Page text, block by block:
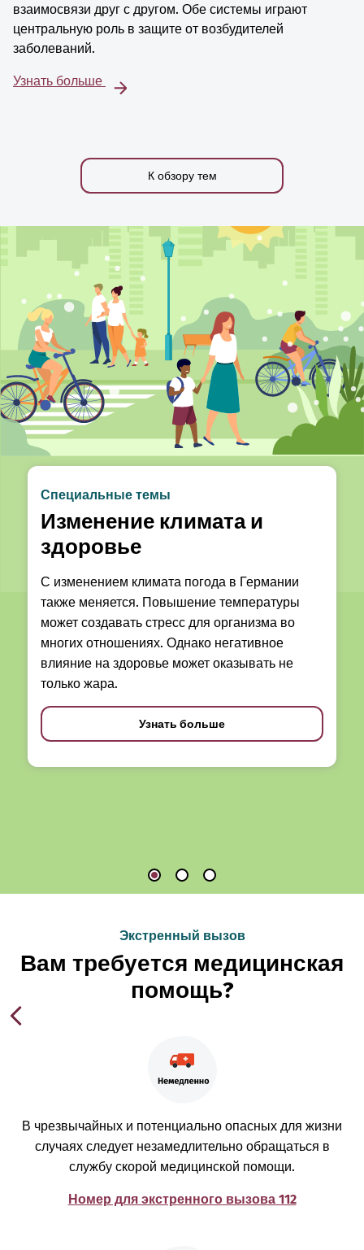
взаимосвязи друг с другом. Обе системы играют
центральную роль в защите от возбудителей
заболеваний.
Узнать больше
К обзору тем
Специальные темы
Изменение климата и
здоровье
С изменением климата погода в Германии
также меняется. Повышение температуры
может создавать стресс для организма во
многих отношениях. Однако негативное
влияние на здоровье может оказывать не
только жара.
Узнать больше
Экстренный вызов
Вам требуется медицинская
помощь?
В чрезвычайных и потенциально опасных для жизни
случаях следует незамедлительно обращаться в
службу скорой медицинской помощи.
Номер для экстренного вызова 112